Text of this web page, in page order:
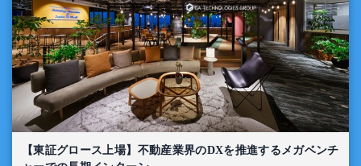
【東証グロース上場】不動産業界のDXを推進するメガベンチ